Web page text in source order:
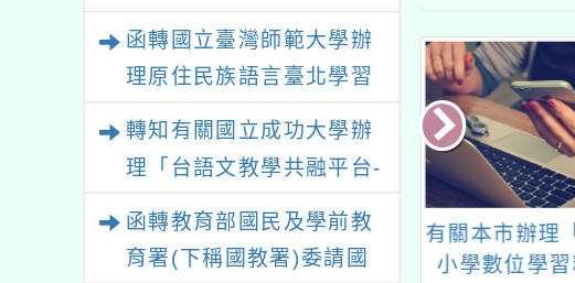
局辦理「115年度教師專
業成長研習實施計畫－夢
的N次方素養工作坊新北
場」計畫
函轉國立臺灣師範大學辦
理原住民族語言臺北學習
中心115年度第2期「族語
轉知有關國立成功大學辦
理「台語文教學共融平台-
函轉教育部國民及學前教
育署(下稱國教署)委請國
度「教育部國
教育署國民中
桃園市平鎮自造教育及
科技中心4月份教師研
有關本市辦理
小學數位學